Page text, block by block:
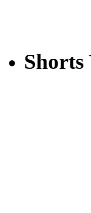
Shorts